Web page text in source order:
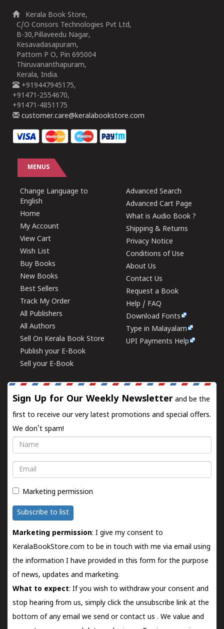
Kerala Book Store,
C/O Consors Technologies Pvt Ltd,
B-30,Pillaveedu Nagar,
Kesavadasapuram,
Pattom P O, Pin 695004
Thiruvananthapuram,
Kerala, India.
+919447945175,
+91471-2554670,
+91471-4851175
customer.care@keralabookstore.com
MENUS
Change Language to
English
Home
My Account
View Cart
Wish List
Buy Books
New Books
Best Sellers
Track My Order
All Publishers
All Authors
Sell On Kerala Book Store
Publish your E-Book
Sell your E-Book
Advanced Search
Advanced Cart Page
What is Audio Book ?
Shipping & Returns
Privacy Notice
Conditions of Use
About Us
Contact Us
Request a Book
Help / FAQ
Download Fonts
Type in Malayalam
UPI Payments Help
Sign Up for Our Weekly Newsletter and be the
first to receive our very latest promotions and special offers.
We don't spam!
Name
Email
Marketing permission
Subscribe to list
Marketing permission: I give my consent to
KeralaBookStore.com to be in touch with me via email using
the information I have provided in this form for the purpose
of news, updates and marketing.
What to expect: If you wish to withdraw your consent and
stop hearing from us, simply click the unsubscribe link at the
bottom of any email we send orcontact us . We value and